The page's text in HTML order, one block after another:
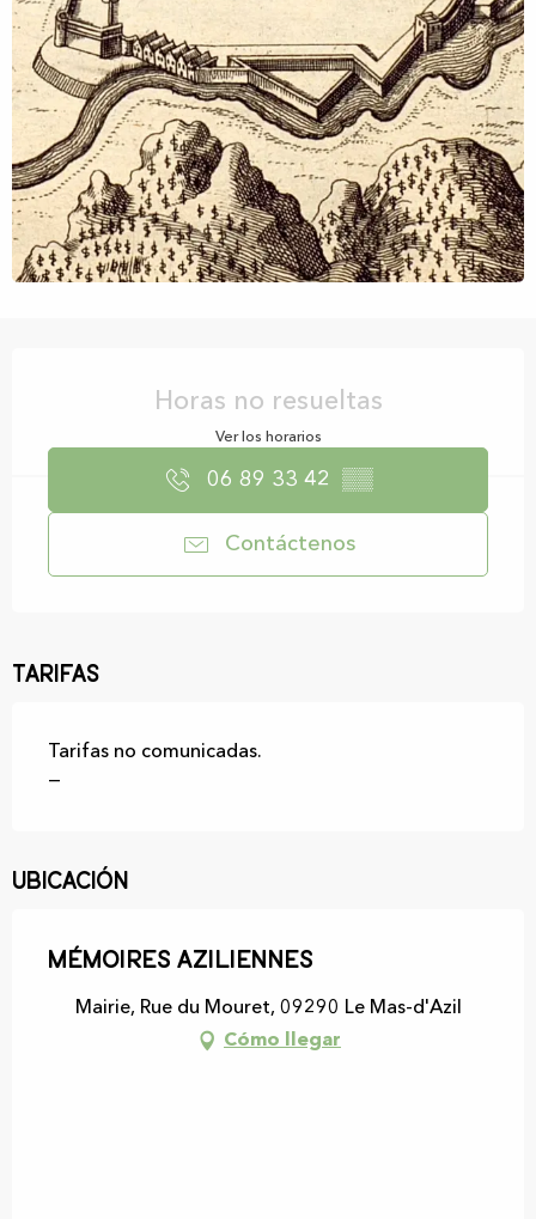
Horas no resueltas
Ver los horarios
06 89 33 42 ▒▒
Contáctenos
Tarifas
Tarifas no comunicadas.
—
Ubicación
Mémoires Aziliennes
Mairie, Rue du Mouret, 09290 Le Mas-d'Azil
Cómo llegar